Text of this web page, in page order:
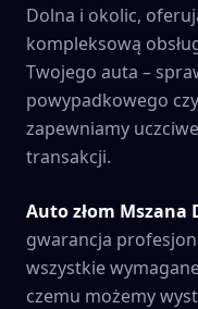
Dolna i okolic,
kompleksową
Twojego auta –
powypadkowego
zapewniamy
transakcji.
Auto złom Mszana
gwarancja
wszystkie
czemu możemy